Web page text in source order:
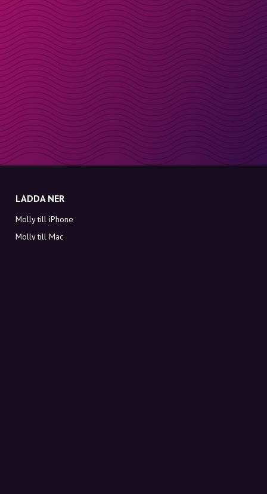
LADDA NER
Molly till iPhone
Molly till Mac